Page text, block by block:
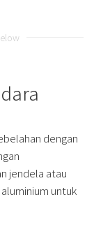
dengan
jendela atau
untuk